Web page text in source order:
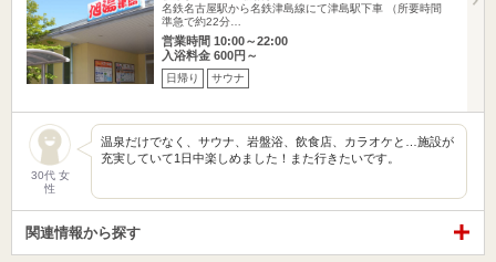
名鉄名古屋駅から名鉄津島線にて津島駅下車 （所要時間
準急で約22分…
営業時間 10:00～22:00
入浴料金 600円～
日帰り サウナ
30代 女
性
温泉だけでなく、サウナ、岩盤浴、飲食店、カラオケと…施設が
充実していて1日中楽しめました！また行きたいです。
関連情報から探す